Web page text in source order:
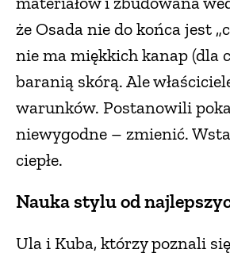
że Osada nie do końca jest
nie ma miękkich kanap (dla
baranią skórą. Ale
warunków. Postanowili
niewygodne – zmienić.
ciepłe.
Nauka stylu od
Ula i Kuba, którzy poznali